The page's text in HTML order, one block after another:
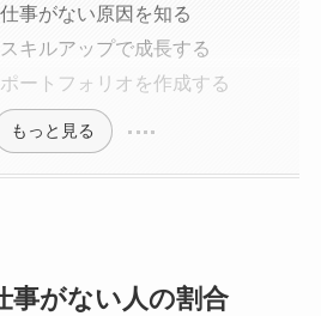
事がない原因を知る
キルアップで成長する
ートフォリオを作成する
もっと見る
事がない人の割合